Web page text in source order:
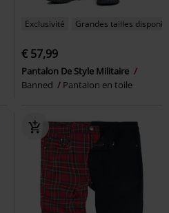
Exclusivité Grandes tailles
€ 57,99
Pantalon De Style Militaire
Banned
Pantalon en toile